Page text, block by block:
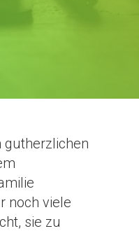
gutherzlichen
noch viele
sie zu